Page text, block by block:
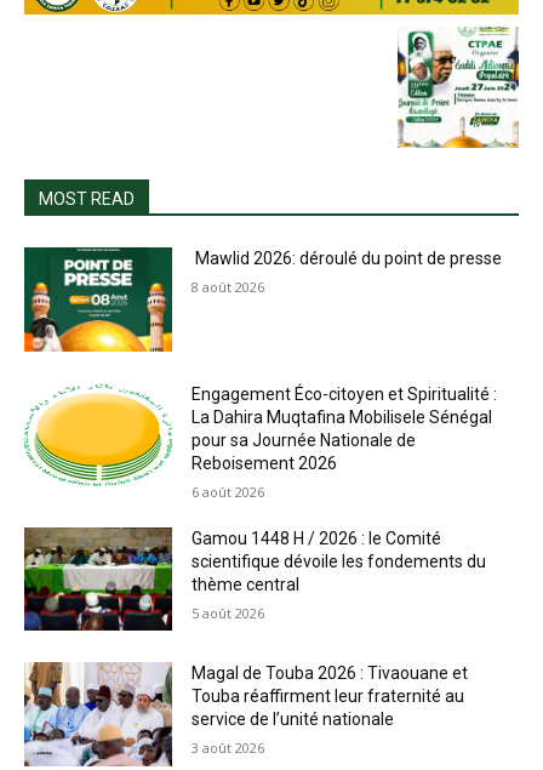
MOST READ
Mawlid 2026: déroulé du point de presse
8 août 2026
Engagement Éco-citoyen et Spiritualité :
La Dahira Muqtafina Mobilisele Sénégal
pour sa Journée Nationale de
Reboisement 2026
6 août 2026
Gamou 1448 H / 2026 : le Comité
scientifique dévoile les fondements du
thème central
5 août 2026
Magal de Touba 2026 : Tivaouane et
Touba réaffirment leur fraternité au
service de l’unité nationale
3 août 2026